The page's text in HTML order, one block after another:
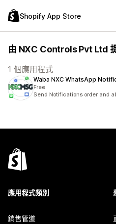
Shopify App Store
由 NXC Controls Pvt Ltd
1 個應用程式
Waba NXC WhatsApp
Free
Send Notifications order and
應用程式類別
銷售管道